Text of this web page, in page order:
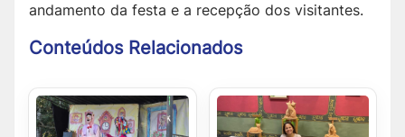
andamento da festa e a recepção dos visitantes.
Conteúdos Relacionados